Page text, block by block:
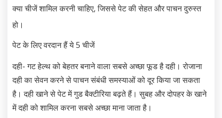
क्या चीजें शामिल करनी चाहिए, जिससे पेट की सेहत और पाचन दुरुस्त
हो।
पेट के लिए वरदान हैं ये 5 चीजें
दही- गट हेल्थ को बेहतर बनाने वाला सबसे अच्छा फूड है दही। रोजाना
दही का सेवन करने से पाचन संबंधी समस्याओं को दूर किया जा सकता
है। दही खाने से पेट में गुड बैक्टीरिया बढ़ते हैं। सुबह और दोपहर के खाने
में दही को शामिल करना सबसे अच्छा माना जाता है।